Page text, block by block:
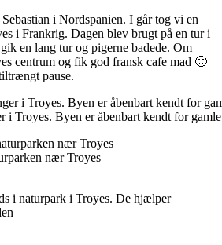
i Nordspanien. I går tog vi en
i Frankrig. Dagen blev brugt på en tur i
en lang tur og pigerne badede. Om
centrum og fik god fransk cafe mad 🙂
pause.
i Troyes. Byen er åbenbart kendt for
nær Troyes
i naturpark i Troyes. De hjælper